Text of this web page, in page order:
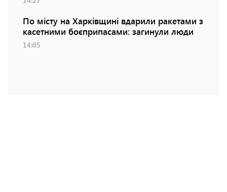
По місту на Харківщині вдарили ракетами з
касетними боєприпасами: загинули люди
14:05